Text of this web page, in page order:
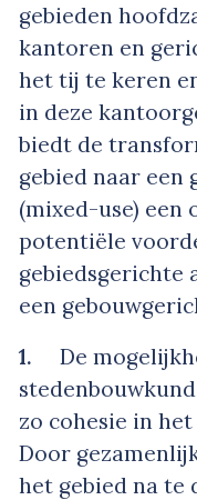
gebieden
kantoren en
het tij te keren
in deze
biedt de
gebied naar een
(mixed-use) een
potentiële
gebiedsgerichte
een
1. De
zo cohesie in
Door
het gebied na te